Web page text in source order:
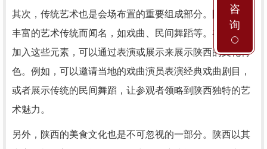
其次，传统艺术也是会场布置的重要组成部分。陕西以其
丰富的艺术传统而闻名，如戏曲、民间舞蹈等。在会场中
加入这些元素，可以通过表演或展示来展示陕西的文化特
色。例如，可以邀请当地的戏曲演员表演经典戏曲剧目，
或者展示传统的民间舞蹈，让参观者领略到陕西独特的艺
术魅力。
另外，陕西的美食文化也是不可忽视的一部分。陕西以其
咨
询